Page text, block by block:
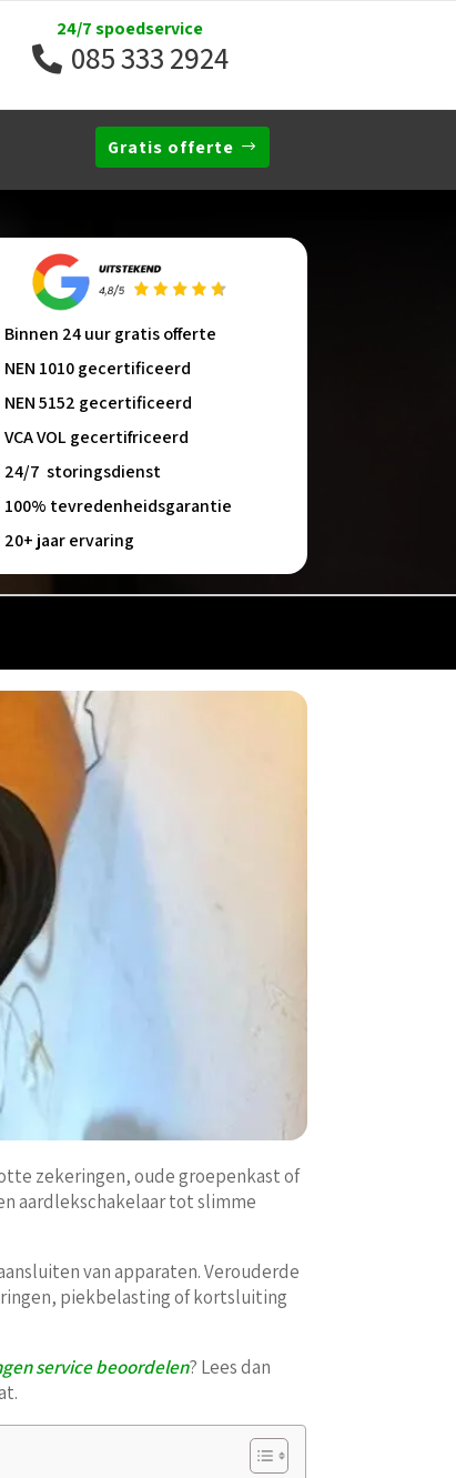
24/7 spoedservice
085 333 2924
Gratis offerte
Binnen 24 uur gratis offerte
NEN 1010 gecertificeerd
NEN 5152 gecertificeerd
VCA VOL gecertifriceerd
24/7 storingsdienst
100% tevredenheidsgarantie
20+ jaar ervaring
zekeringen, oude groepenkast of
aardlekschakelaar tot slimme
van apparaten. Verouderde
piekbelasting of kortsluiting
service beoordelen? Lees dan